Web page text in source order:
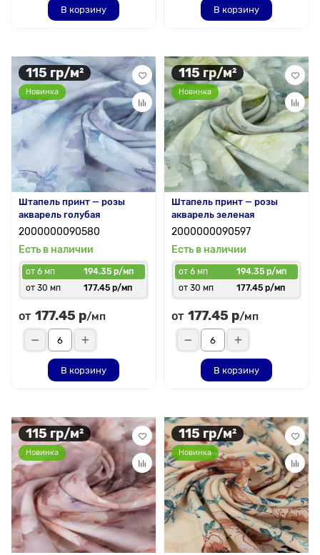
В корзину В корзину
115 гр/м²
Новинка
Штапель принт — розы
акварель голубая
2000000090580
Есть в наличии
от 6 мп
194.35 р/мп
от 30 мп
177.45 р/мп
от 177.45 р/мп
В корзину
115 гр/м²
Новинка
Штапель принт — розы
акварель зеленая
2000000090597
Есть в наличии
от 6 мп
194.35 р/мп
от 30 мп
177.45 р/мп
от 177.45 р/мп
В корзину
115 гр/м²
Новинка
115 гр/м²
Новинка